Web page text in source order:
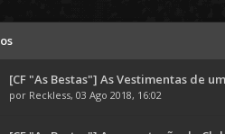
[CF "As Bestas"] As Vestimentas de
por Reckless, 03 Ago 2018, 16:02